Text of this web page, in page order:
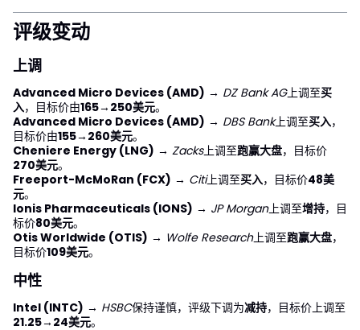
评级变动
上调
Advanced Micro Devices (AMD) → DZ Bank AG上调至买
入，目标价由165→250美元。
Advanced Micro Devices (AMD) → DBS Bank上调至买入，
目标价由155→260美元。
Cheniere Energy (LNG) → Zacks上调至跑赢大盘，目标价
270美元。
Freeport-McMoRan (FCX) → Citi上调至买入，目标价48美
元。
Ionis Pharmaceuticals (IONS) → JP Morgan上调至增持，目
标价80美元。
Otis Worldwide (OTIS) → Wolfe Research上调至跑赢大盘，
目标价109美元。
中性
Intel (INTC) → HSBC保持谨慎，评级下调为减持，目标价上调至
21.25→24美元。